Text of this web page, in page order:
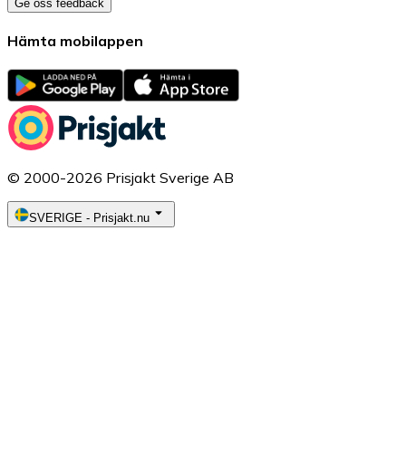
Ge oss feedback
Hämta mobilappen
© 2000-2026 Prisjakt Sverige AB
SVERIGE - Prisjakt.nu